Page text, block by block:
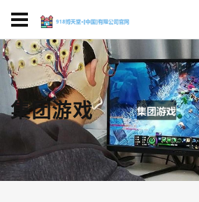
集团游戏